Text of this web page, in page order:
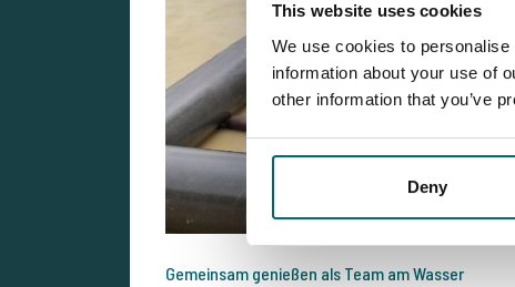
This website uses cookies
We use cookies to
information about your use of
other information that you’ve
Deny
Gemeinsam genießen als Team am Wasser